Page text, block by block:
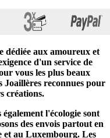
dédiée aux amoureux et
d'un service de
vous les plus beaux
Joaillères reconnues pour
créations.
l'écologie sont
des envois partout en
et au Luxembourg. Les